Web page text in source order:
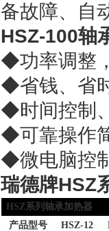
备故障、自
HSZ-100轴
◆功率调整
◆省钱、省
◆时间控制
◆可靠操作
◆微电脑控
瑞德牌HSZ
HSZ系列轴承加热器
产品型号
HSZ-12